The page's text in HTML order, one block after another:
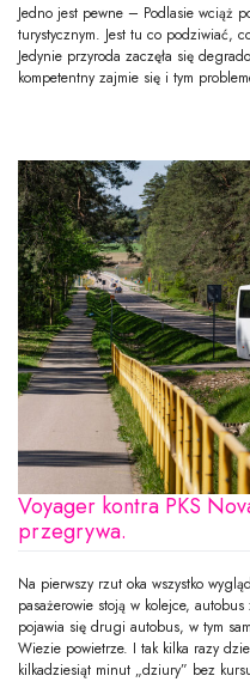
Jedno jest pewne – Podlasie wciąż
turystycznym. Jest tu co podziwiać,
Jedynie przyroda zaczęła się
kompetentny zajmie się i tym
Voyager kontra PKS
przegrywa.
Na pierwszy rzut oka wszystko
pasażerowie stoją w kolejce,
pojawia się drugi autobus, w tym
Wiezie powietrze. I tak kilka razy
kilkadziesiąt minut „dziury” bez